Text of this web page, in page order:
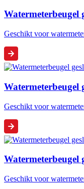
Watermeterbeugel
Geschikt voor
Watermeterbeugel
Geschikt voor
Watermeterbeugel
Geschikt voor